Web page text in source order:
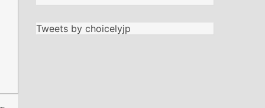
Tweets by choicelyjp